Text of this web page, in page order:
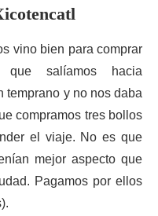
vino bien para comprar
salíamos hacia
temprano y no nos daba
compramos tres bollos
el viaje. No es que
mejor aspecto que
Pagamos por ellos